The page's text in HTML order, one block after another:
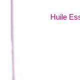
Huile